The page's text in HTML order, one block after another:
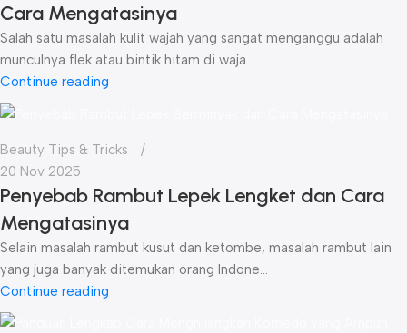
Cara Mengatasinya
Salah satu masalah kulit wajah yang sangat menganggu adalah
munculnya flek atau bintik hitam di waja...
Continue reading
Beauty Tips & Tricks
20 Nov 2025
Penyebab Rambut Lepek Lengket dan Cara
Mengatasinya
Selain masalah rambut kusut dan ketombe, masalah rambut lain
yang juga banyak ditemukan orang Indone...
Continue reading